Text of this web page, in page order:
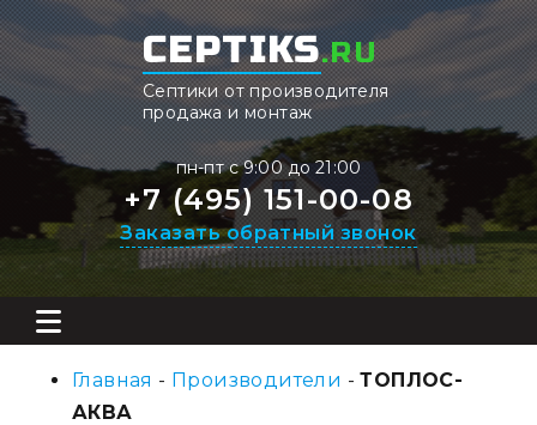
CEPTIKS.RU
Септики от производителя
продажа и монтаж
пн-пт с 9:00 до 21:00
+7 (495) 151-00-08
Заказать обратный звонок
Главная - Производители -ТОПЛОС-
АКВА